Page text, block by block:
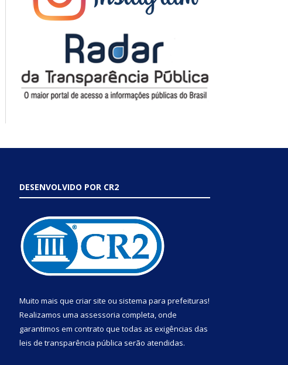
DESENVOLVIDO POR CR2
Muito mais que criar site ou sistema para prefeituras!
Realizamos uma assessoria completa, onde
garantimos em contrato que todas as exigências das
leis de transparência pública serão atendidas.